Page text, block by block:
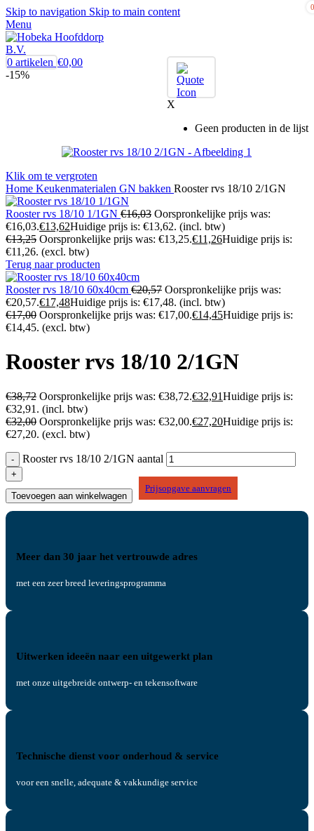
Skip to navigation Skip to main content
Menu
0
X
Geen producten in de lijst
0 artikelen €0,00
-15%
Klik om te vergroten
Home Keukenmaterialen GN bakken Rooster rvs 18/10 2/1GN
Rooster rvs 18/10 1/1GN €16,03 Oorspronkelijke prijs was:
€16,03.€13,62Huidige prijs is: €13,62. (incl. btw)
€13,25 Oorspronkelijke prijs was: €13,25.€11,26Huidige prijs is:
€11,26. (excl. btw)
Terug naar producten
Rooster rvs 18/10 60x40cm €20,57 Oorspronkelijke prijs was:
€20,57.€17,48Huidige prijs is: €17,48. (incl. btw)
€17,00 Oorspronkelijke prijs was: €17,00.€14,45Huidige prijs is:
€14,45. (excl. btw)
Rooster rvs 18/10 2/1GN
€38,72 Oorspronkelijke prijs was: €38,72.€32,91Huidige prijs is:
€32,91. (incl. btw)
€32,00 Oorspronkelijke prijs was: €32,00.€27,20Huidige prijs is:
€27,20. (excl. btw)
Rooster rvs 18/10 2/1GN aantal
Toevoegen aan winkelwagen
Prijsopgave aanvragen
Meer dan 30 jaar het vertrouwde adres
met een zeer breed leveringsprogramma
Uitwerken ideeën naar een uitgewerkt plan
met onze uitgebreide ontwerp- en tekensoftware
Technische dienst voor onderhoud & service
voor een snelle, adequate & vakkundige service